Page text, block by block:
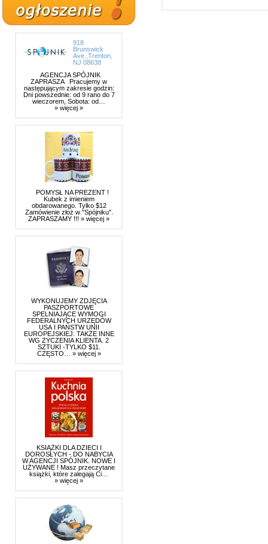
918
Brunswick
Ave.,Trenton,
NJ 08638
AGENCJA SPÓJNIK
ZAPRASZA Pracujemy w
następującym zakresie godzin:
Dni powszednie: od 9 rano do 7
wieczorem, Sobota: od…
» więcej »
POMYSŁ NA PREZENT !
Kubek z imieniem
obdarowanego. Tylko $12
Zamówienie złoż w "Spójniku".
ZAPRASZAMY !!! » więcej »
WYKONUJEMY ZDJĘCIA
PASZPORTOWE
SPELNIAJĄCE WYMOGI
FEDERALNYCH URZĘDÓW
USA I PAŃSTW UNII
EUROPEJSKIEJ. TAKŻE INNE
WG ZYCZENIA KLIENTA. 2
SZTUKI -TYLKO $11.
CZĘSTO… » więcej »
KSIĄŻKI DLA DZIECI I
DOROSŁYCH - DO NABYCIA
W AGENCJI SPÓJNIK. NOWE I
UŻYWANE ! Masz przeczytane
książki, które zalegają Ci…
» więcej »